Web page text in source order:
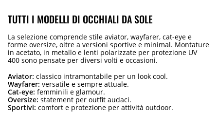
TUTTI I MODELLI DI OCCHIALI DA SOLE
La selezione comprende stile aviator, wayfarer, cat-eye e
forme oversize, oltre a versioni sportive e minimal. Montature
in acetato, in metallo e lenti polarizzate per protezione UV
400 sono pensate per diversi volti e occasioni.
Aviator: classico intramontabile per un look cool.
Wayfarer: versatile e sempre attuale.
Cat-eye: femminili e glamour.
Oversize: statement per outfit audaci.
Sportivi: comfort e protezione per attività outdoor.